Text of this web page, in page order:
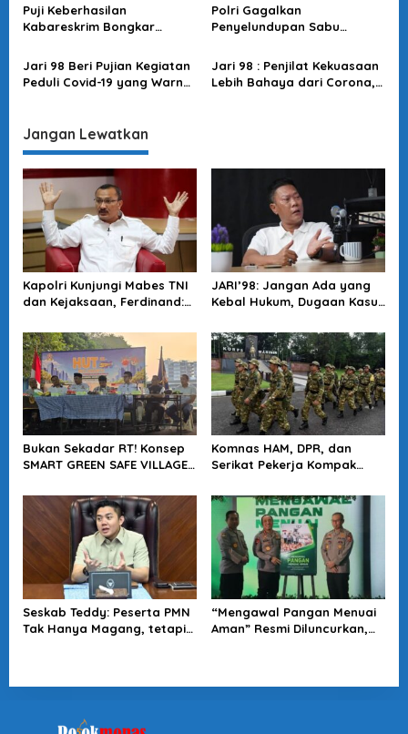
Optimisme Pemuda
Puji Keberhasilan
Kabareskrim Bongkar
Internasional, Jari 98 :
Gebrakan Hebat!
Polri Gagalkan
Penyelundupan Sabu
Patut Diapresiasi
Jari 98 Beri Pujian Kegiatan
Peduli Covid-19 yang Warnai
Jari 98 : Penjilat Kekuasaan
Lebih Bahaya dari Corona,
Jangan Lewatkan
Kapolri Kunjungi Mabes TNI
dan Kejaksaan, Ferdinand:
Soliditas Antar Lembaga
JARI’98: Jangan Ada yang
Kebal Hukum, Dugaan Kasus
Tuntas
Bukan Sekadar RT! Konsep
SMART GREEN SAFE VILLAGE
Depan Kota
Komnas HAM, DPR, dan
Serikat Pekerja Kompak
KDMP Diusut
Seskab Teddy: Peserta PMN
Tak Hanya Magang, tetapi
“Mengawal Pangan Menuai
Aman” Resmi Diluncurkan,